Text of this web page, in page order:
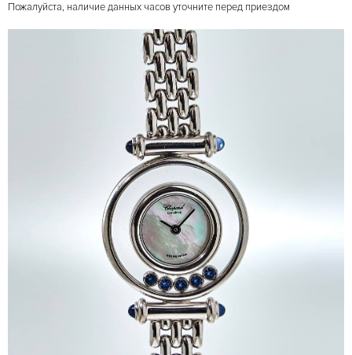
Пожалуйста, наличие данных часов уточните перед приездом